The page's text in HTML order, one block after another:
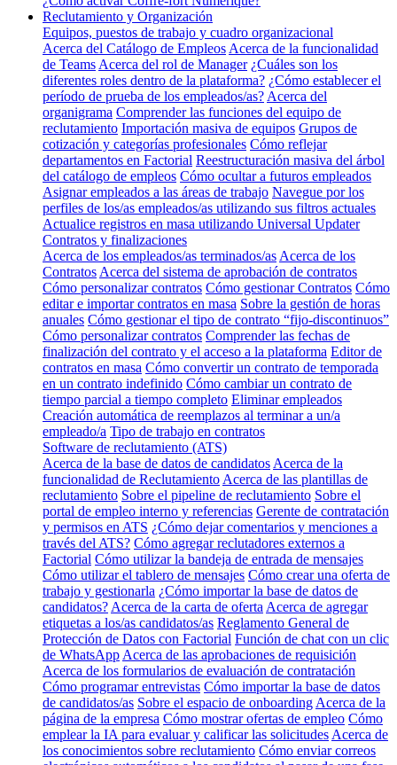
Reclutamiento y Organización
Equipos, puestos de trabajo y cuadro organizacional
Acerca del Catálogo de Empleos Acerca de la funcionalidad
de Teams Acerca del rol de Manager ¿Cuáles son los
diferentes roles dentro de la plataforma? ¿Cómo establecer el
período de prueba de los empleados/as? Acerca del
organigrama Comprender las funciones del equipo de
reclutamiento Importación masiva de equipos Grupos de
cotización y categorías profesionales Cómo reflejar
departamentos en Factorial Reestructuración masiva del árbol
del catálogo de empleos Cómo ocultar a futuros empleados
Asignar empleados a las áreas de trabajo Navegue por los
perfiles de los/as empleados/as utilizando sus filtros actuales
Actualice registros en masa utilizando Universal Updater
Contratos y finalizaciones
Acerca de los empleados/as terminados/as Acerca de los
Contratos Acerca del sistema de aprobación de contratos
Cómo personalizar contratos Cómo gestionar Contratos Cómo
editar e importar contratos en masa Sobre la gestión de horas
anuales Cómo gestionar el tipo de contrato “fijo-discontinuos”
Cómo personalizar contratos Comprender las fechas de
finalización del contrato y el acceso a la plataforma Editor de
contratos en masa Cómo convertir un contrato de temporada
en un contrato indefinido Cómo cambiar un contrato de
tiempo parcial a tiempo completo Eliminar empleados
Creación automática de reemplazos al terminar a un/a
empleado/a Tipo de trabajo en contratos
Software de reclutamiento (ATS)
Acerca de la base de datos de candidatos Acerca de la
funcionalidad de Reclutamiento Acerca de las plantillas de
reclutamiento Sobre el pipeline de reclutamiento Sobre el
portal de empleo interno y referencias Gerente de contratación
y permisos en ATS ¿Cómo dejar comentarios y menciones a
través del ATS? Cómo agregar reclutadores externos a
Factorial Cómo utilizar la bandeja de entrada de mensajes
Cómo utilizar el tablero de mensajes Cómo crear una oferta de
trabajo y gestionarla ¿Cómo importar la base de datos de
candidatos? Acerca de la carta de oferta Acerca de agregar
etiquetas a los/as candidatos/as Reglamento General de
Protección de Datos con Factorial Función de chat con un clic
de WhatsApp Acerca de las aprobaciones de requisición
Acerca de los formularios de evaluación de contratación
Cómo programar entrevistas Cómo importar la base de datos
de candidatos/as Sobre el espacio de onboarding Acerca de la
página de la empresa Cómo mostrar ofertas de empleo Cómo
emplear la IA para evaluar y calificar las solicitudes Acerca de
los conocimientos sobre reclutamiento Cómo enviar correos